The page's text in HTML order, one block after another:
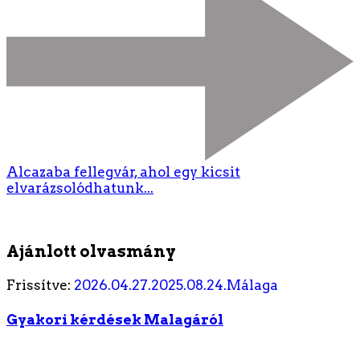
Alcazaba fellegvár, ahol egy kicsit
elvarázsolódhatunk...
Ajánlott olvasmány
Frissítve: 2026.04.27.2025.08.24.Málaga
Gyakori kérdések Malagáról